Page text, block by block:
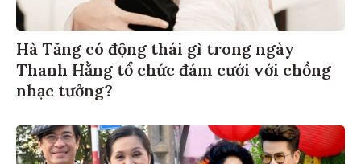
Hà Tăng có động thái gì trong ngày
Thanh Hằng tổ chức đám cưới với chồng
nhạc tưởng?